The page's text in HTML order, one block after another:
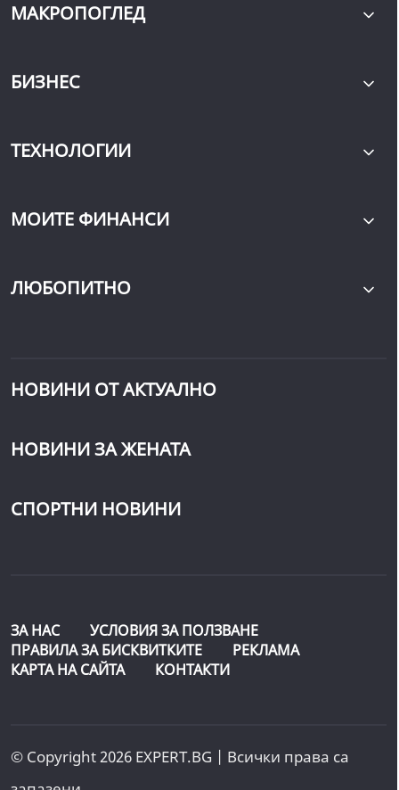
МАКРОПОГЛЕД
БИЗНЕС
ТЕХНОЛОГИИ
МОИТЕ ФИНАНСИ
ЛЮБОПИТНО
НОВИНИ ОТ АКТУАЛНО
НОВИНИ ЗА ЖЕНАТА
СПОРТНИ НОВИНИ
ЗА НАС
УСЛОВИЯ ЗА ПОЛЗВАНЕ
ПРАВИЛА ЗА БИСКВИТКИТЕ
РЕКЛАМА
КАРТА НА САЙТА
КОНТАКТИ
© Copyright 2026 EXPERT.BG | Всички права са